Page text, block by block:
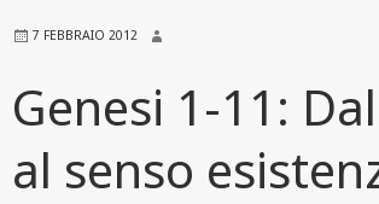
7 FEBBRAIO 2012
Genesi 1-11:
al senso